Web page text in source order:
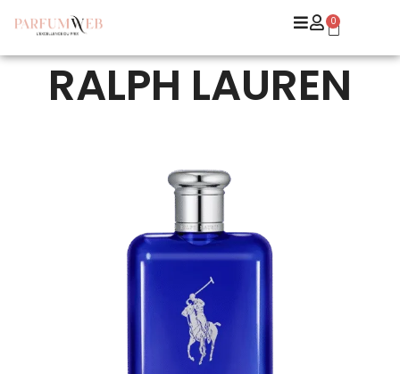
0
RALPH LAUREN